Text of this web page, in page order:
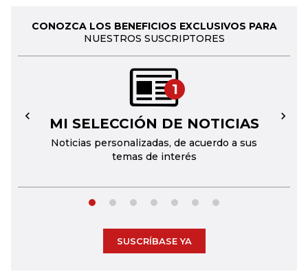
CONOZCA LOS BENEFICIOS EXCLUSIVOS PARA
NUESTROS SUSCRIPTORES
1
MI SELECCIÓN DE NOTICIAS
Noticias personalizadas, de acuerdo a sus
temas de interés
← →
SUSCRÍBASE YA